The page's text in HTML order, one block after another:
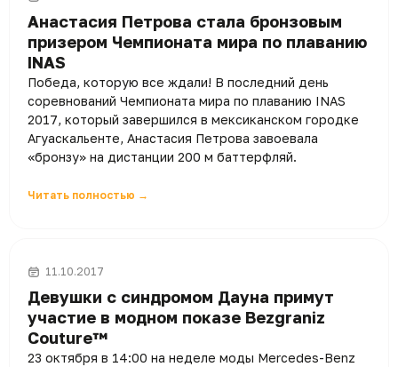
Анастасия Петрова стала бронзовым
призером Чемпионата мира по плаванию
INAS
Победа, которую все ждали! В последний день
соревнований Чемпионата мира по плаванию INAS
2017, который завершился в мексиканском городке
Агуаскальенте, Анастасия Петрова завоевала
«бронзу» на дистанции 200 м баттерфляй.
Читать полностью →
11.10.2017
Девушки с синдромом Дауна примут
участие в модном показе Bezgraniz
Couture™
23 октября в 14:00 на неделе моды Mercedes-Benz